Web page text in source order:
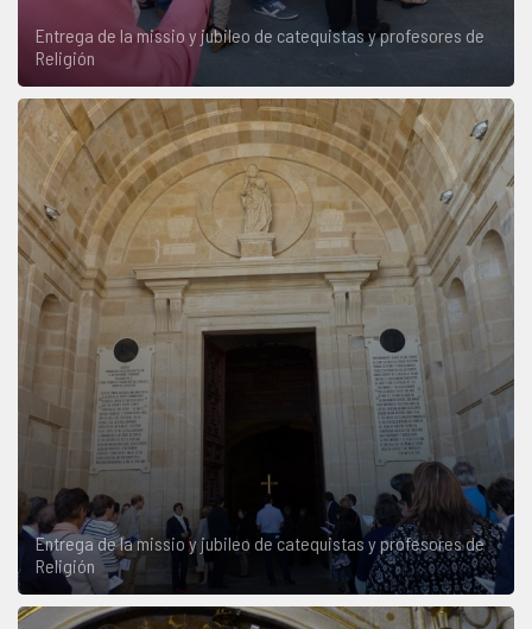
Entrega de la missio y jubileo de catequistas y profesores de
Religión
Entrega de la missio y jubileo de catequistas y profesores de
Religión